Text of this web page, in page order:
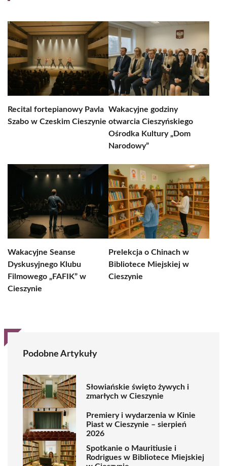
Recital fortepianowy Pavla
Szabo w Czeskim Cieszynie
Wakacyjne godziny
otwarcia Cieszyńskiego
Ośrodka Kultury „Dom
Narodowy”
Wakacyjne Seanse
Dyskusyjnego Klubu
Filmowego „FAFIK” w
Cieszynie
Prelekcja o Chinach w
Bibliotece Miejskiej w
Cieszynie
Podobne Artykuły
Słowiańskie święto żywych i
zmarłych w Cieszynie
Premiery i wydarzenia w Kinie
Piast w Cieszynie – sierpień
2026
Spotkanie o Mauritiusie i
Rodrigues w Bibliotece Miejskiej